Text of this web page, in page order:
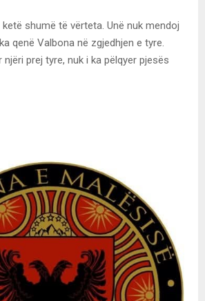
shumë të vërteta. Unë nuk mendoj
qenë Valbona në zgjedhjen e tyre.
prej tyre, nuk i ka pëlqyer pjesës